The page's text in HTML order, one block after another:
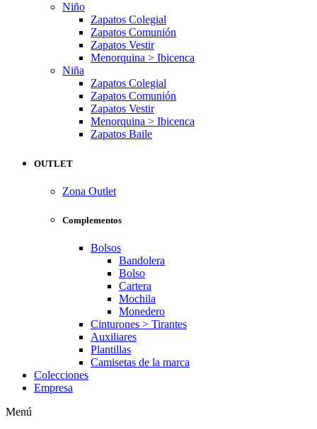
Niño
Zapatos Colegial
Zapatos Comunión
Zapatos Vestir
Menorquina > Ibicenca
Niña
Zapatos Colegial
Zapatos Comunión
Zapatos Vestir
Menorquina > Ibicenca
Zapatos Baile
OUTLET
Zona Outlet
Complementos
Bolsos
Bandolera
Bolso
Cartera
Mochila
Monedero
Cinturones > Tirantes
Auxiliares
Plantillas
Camisetas de la marca
Colecciones
Empresa
Menú